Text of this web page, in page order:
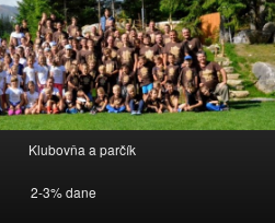
Klubovňa a parčík
2-3% dane